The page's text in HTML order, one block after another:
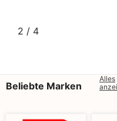
2 / von
4
Beliebte Marken
Alles